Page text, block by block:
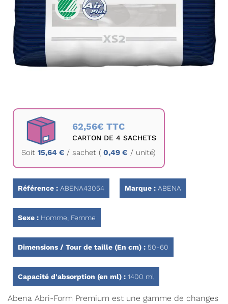
Passer
Galerie
62,56€ TTC
CARTON DE 4 SACHETS
Soit 15,64 € / sachet ( 0,49 € / unité)
Référence : ABENA43054 Marque : ABENA
Sexe : Homme, Femme
Dimensions / Tour de taille (En cm) : 50-60
Capacité d'absorption (en ml) : 1400 ml
Abena Abri-Form Premium est une gamme de changes